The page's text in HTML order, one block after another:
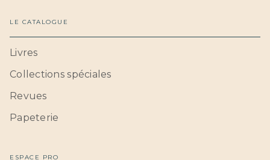
LE CATALOGUE
Livres
Collections spéciales
Revues
Papeterie
ESPACE PRO